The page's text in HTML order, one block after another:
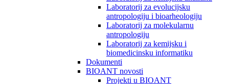
Laboratorij za evolucijsku
antropologiju i bioarheologiju
Laboratorij za molekularnu
antropologiju
Laboratorij za kemijsku i
biomedicinsku informatiku
Dokumenti
BIOANT novosti
Projekti u BIOANT